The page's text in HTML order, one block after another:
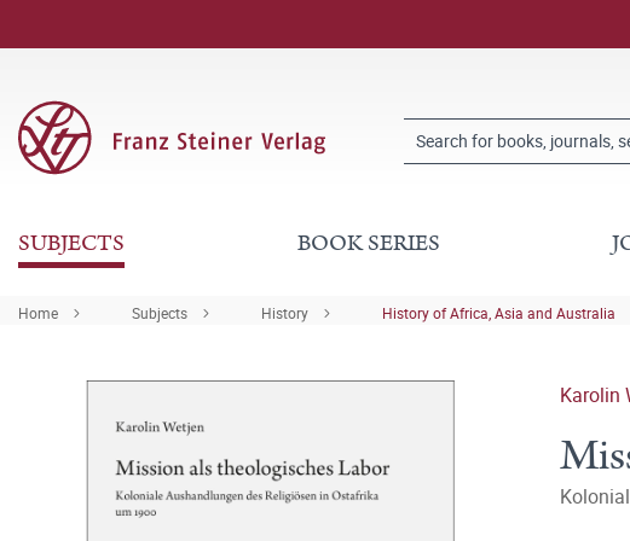
SUBJECTS BOOK SERIES
Home Subjects History History of Africa, Asia and Australia
Karolin